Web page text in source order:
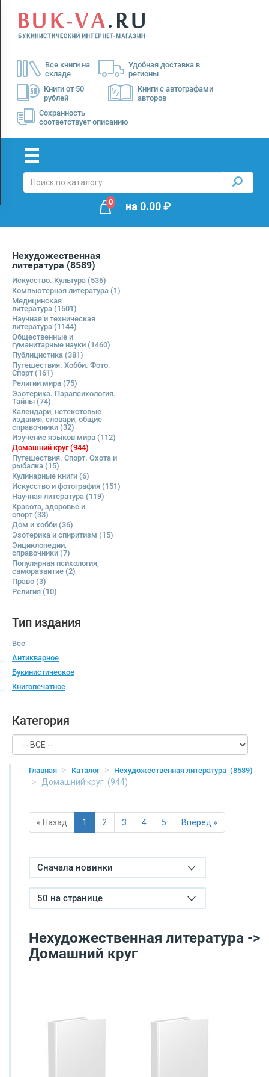
Все книги на
складе
Удобная доставка в
регионы
Книги от 50
рублей
Книги с автографами
авторов
Сохранность
соответствует описанию
Menu
Доставка
Оплата
0 на 0.00₽
Нехудожественная
литература (8589)
Искусство. Культура (536)
Компьютерная литература (1)
Медицинская
литература (1501)
Научная и техническая
литература (1144)
Общественные и
гуманитарные науки (1460)
Публицистика (381)
Путешествия. Хобби. Фото.
Спорт(161)
Религии мира (75)
Эзотерика. Парапсихология.
Тайны (74)
Календари, нетекстовые
издания, словари, общие
справочники (32)
Изучение языков мира (112)
Домашний круг(944)
Путешествия. Спорт. Охота и
рыбалка (15)
Кулинарные книги (6)
Искусство и фотография (151)
Научная литература (119)
Красота, здоровье и
спорт(33)
Дом и хобби (36)
Эзотерика и спиритизм (15)
Энциклопедии,
справочники (7)
Популярная психология,
саморазвитие (2)
Право (3)
Религия (10)
Тип издания
Все
Антикварное
Букинистическое
Книгопечатное
Категория
Главная Каталог Нехудожественная литература (8589)
Домашний круг (944)
« Назад 1 2 3 4 5 Вперед »
Сначала новинки
50 на странице
Нехудожественная литература ->
Домашний круг